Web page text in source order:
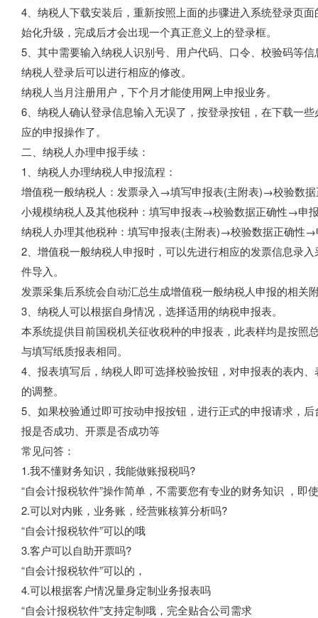
4、纳税人下载安装后，重新按照上面的步骤进入系统登录页
始化升级，完成后才会出现一个真正意义上的登录框。
5、其中需要输入纳税人识别号、用户代码、口令、校验码等
纳税人登录后可以进行相应的修改。
纳税人当月注册用户，下个月才能使用网上申报业务。
6、纳税人确认登录信息输入无误了，按登录按钮，在下载一
应的申报操作了。
二、纳税人办理申报手续：
1、纳税人办理纳税人申报流程：
增值税一般纳税人：发票录入→填写申报表(主附表)→校验数
小规模纳税人及其他税种：填写申报表→校验数据正确性→申
纳税人办理其他税种：填写申报表(主附表)→校验数据正确性
2、增值税一般纳税人申报时，可以先进行相应的发票信息录
件导入。
发票采集后系统会自动汇总生成增值税一般纳税人申报的相关
3、纳税人可以根据自身情况，选择适用的纳税申报表。
本系统提供目前国税机关征收税种的申报表，此表样均是按
与填写纸质报表相同。
4、报表填写后，纳税人即可选择校验按钮，对申报表的表内
的调整。
5、如果校验通过即可按动申报按钮，进行正式的申报请求，
报是否成功、开票是否成功等
常见问答：
1.我不懂财务知识，我能做账报税吗?
“自会计报税软件”操作简单，不需要您有专业的财务知识 ，即
2.可以对内账，业务账，经营账核算分析吗?
“自会计报税软件”可以的哦
3.客户可以自助开票吗?
“自会计报税软件”可以的，
4.可以根据客户情况量身定制业务报表吗
“自会计报税软件”支持定制哦，完全贴合公司需求